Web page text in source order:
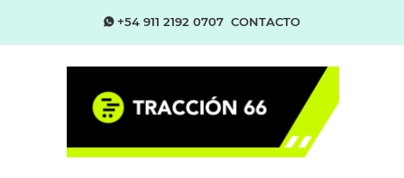
+54 911 2192 0707 CONTACTO